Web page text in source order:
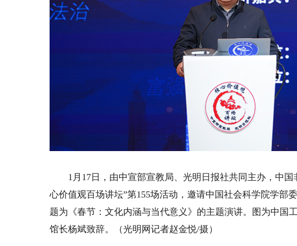
1月17日，由中宣部宣教局、光明日报社共同主办，中国
心价值观百场讲坛”第155场活动，邀请中国社会科学院学部
题为《春节：文化内涵与当代意义》的主题演讲。图为中国
馆长杨斌致辞。（光明网记者赵金悦/摄）